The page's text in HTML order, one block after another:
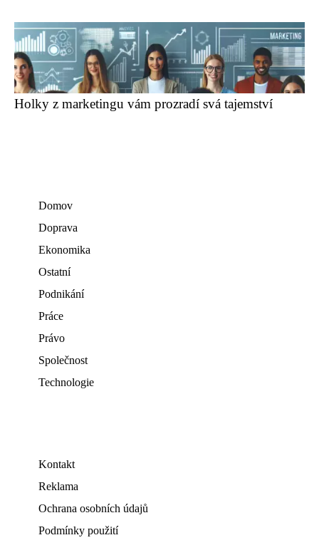
Holky z marketingu vám prozradí svá tajemství
Domov
Doprava
Ekonomika
Ostatní
Podnikání
Práce
Právo
Společnost
Technologie
Kontakt
Reklama
Ochrana osobních údajů
Podmínky použití